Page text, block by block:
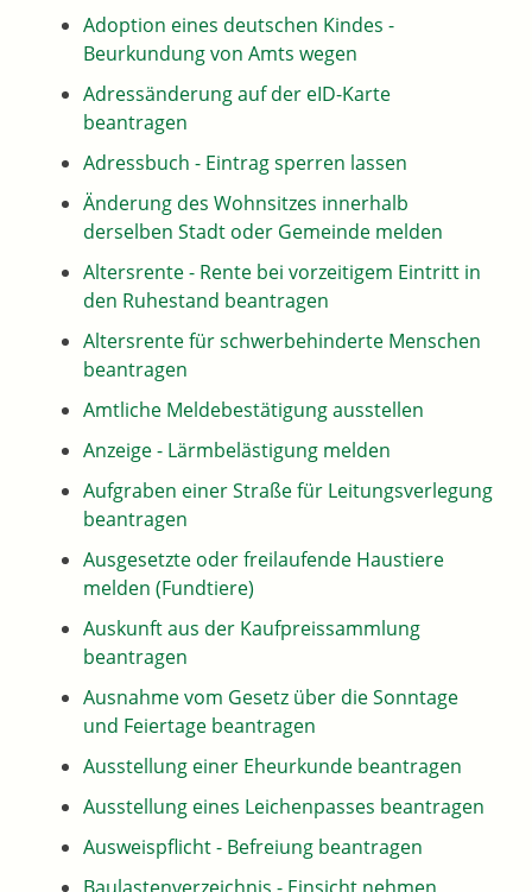
Adoption eines deutschen Kindes -
Beurkundung von Amts wegen
Adressänderung auf der eID-Karte
beantragen
Adressbuch - Eintrag sperren lassen
Änderung des Wohnsitzes innerhalb
derselben Stadt oder Gemeinde melden
Altersrente - Rente bei vorzeitigem Eintritt in
den Ruhestand beantragen
Altersrente für schwerbehinderte Menschen
beantragen
Amtliche Meldebestätigung ausstellen
Anzeige - Lärmbelästigung melden
Aufgraben einer Straße für Leitungsverlegung
beantragen
Ausgesetzte oder freilaufende Haustiere
melden (Fundtiere)
Auskunft aus der Kaufpreissammlung
beantragen
Ausnahme vom Gesetz über die Sonntage
und Feiertage beantragen
Ausstellung einer Eheurkunde beantragen
Ausstellung eines Leichenpasses beantragen
Ausweispflicht - Befreiung beantragen